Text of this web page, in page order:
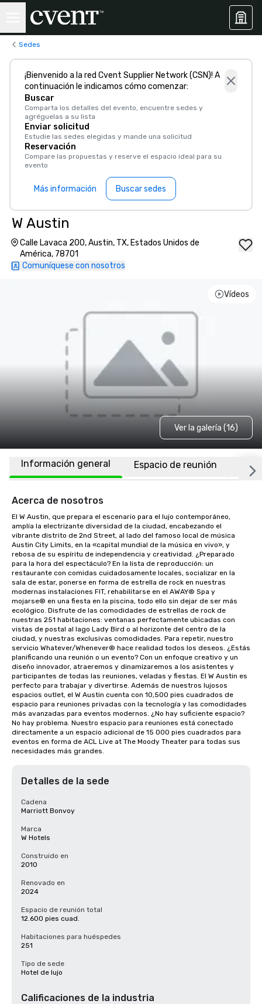
Sedes
¡Bienvenido a la red Cvent Supplier Network (CSN)! A
continuación le indicamos cómo comenzar:
Buscar
Comparta los detalles del evento, encuentre sedes y
agréguelas a su lista
Enviar solicitud
Estudie las sedes elegidas y mande una solicitud
Reservación
Compare las propuestas y reserve el espacio ideal para su
evento
Más información Buscar sedes
W Austin
Calle Lavaca 200, Austin, TX, Estados Unidos de
América, 78701
Comuníquese con nosotros
Vídeos
Ver la galería (16)
Información general Espacio de reunión
Acerca de nosotros
El W Austin, que prepara el escenario para el lujo contemporáneo,
amplía la electrizante diversidad de la ciudad, encabezando el
vibrante distrito de 2nd Street, al lado del famoso local de música
Austin City Limits, en la «capital mundial de la música en vivo», y
rebosa de su espíritu de independencia y creatividad. ¿Preparado
para la hora del espectáculo? En la lista de reproducción: un
restaurante con comidas cuidadosamente locales, socializar en la
sala de estar, ponerse en forma de estrella de rock en nuestras
modernas instalaciones FIT, rehabilitarse en el AWAY® Spa y
mojarse® en una fiesta en la piscina, todo ello sin dejar de ser más
ecológico. Disfrute de las comodidades de estrellas de rock de
nuestras 251 habitaciones: ventanas perfectamente ubicadas con
vistas de postal al lago Lady Bird o al horizonte del centro de la
ciudad, y nuestras exclusivas comodidades. Para repetir, nuestro
servicio Whatever/Whenever® hace realidad todos los deseos. ¿Estás
planificando una reunión o un evento? Con un enfoque creativo y un
diseño innovador, atraeremos y dinamizaremos a los asistentes y
participantes de todas las reuniones, veladas y fiestas. El W Austin es
perfecto para trabajar y divertirse. Además de nuestros lujosos
espacios outlet, el W Austin cuenta con 10,500 pies cuadrados de
espacio para reuniones privadas con la tecnología y las comodidades
más avanzadas para eventos modernos. ¿No hay suficiente espacio?
No hay problema. Nuestro espacio para reuniones está conectado
directamente a un espacio adicional de 15 000 pies cuadrados para
eventos en forma de ACL Live at The Moody Theater para todas sus
necesidades más grandes.
Detalles de la sede
Cadena
Marriott Bonvoy
Marca
W Hotels
Construido en
2010
Renovado en
2024
Espacio de reunión total
12.600 pies cuad.
Habitaciones para huéspedes
251
Tipo de sede
Hotel de lujo
Calificaciones de la industria